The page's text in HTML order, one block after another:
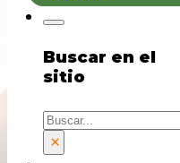
Buscar en el
sitio
Buscar
×